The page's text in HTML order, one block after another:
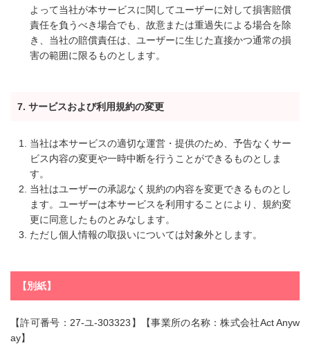
よって当社が本サービスに関してユーザーに対して損害賠償
責任を負うべき場合でも、故意または重過失による場合を除
き、当社の賠償責任は、ユーザーに生じた直接かつ通常の損
害の範囲に限るものとします。
7. サービスおよび利用規約の変更
当社は本サービスの適切な運営・提供のため、予告なくサー
ビス内容の変更や一時中断を行うことができるものとしま
す。
当社はユーザーの承認なく規約の内容を変更できるものとし
ます。ユーザーは本サービスを利用することにより、規約変
更に同意したものとみなします。
ただし個人情報の取扱いについては対象外とします。
【別紙】
【許可番号：27-ユ-303323】【事業所の名称：株式会社Act Anyw
ay】